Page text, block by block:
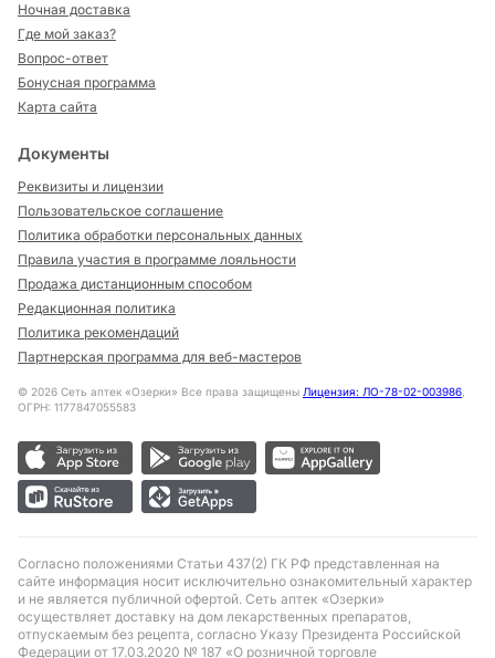
Ночная доставка
Где мой заказ?
Вопрос-ответ
Бонусная программа
Карта сайта
Документы
Реквизиты и лицензии
Пользовательское соглашение
Политика обработки персональных данных
Правила участия в программе лояльности
Продажа дистанционным способом
Редакционная политика
Политика рекомендаций
Партнерская программа для веб-мастеров
© 2026 Сеть аптек «Озерки» Все права защищены Лицензия: ЛО-78-02-003986,
ОГРН: 1177847055583
Согласно положениями Статьи 437(2) ГК РФ представленная на
сайте информация носит исключительно ознакомительный характер
и не является публичной офертой. Сеть аптек «Озерки»
осуществляет доставку на дом лекарственных препаратов,
отпускаемым без рецепта, согласно Указу Президента Российской
Федерации от 17.03.2020 № 187 «О розничной торговле